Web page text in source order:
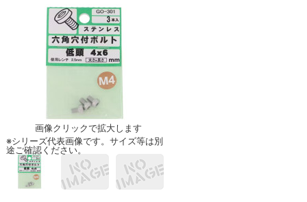
画像クリックで拡大します
※シリーズ代表画像です。サイズ等は別
途ご確認ください。